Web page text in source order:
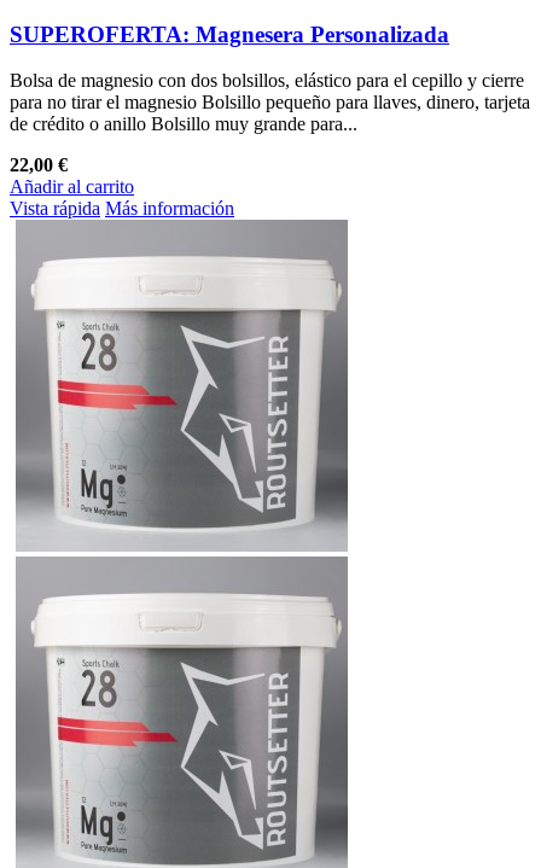
SUPEROFERTA: Magnesera Personalizada
Bolsa de magnesio con dos bolsillos, elástico para el cepillo y cierre
para no tirar el magnesio Bolsillo pequeño para llaves, dinero, tarjeta
de crédito o anillo Bolsillo muy grande para...
22,00 €
Añadir al carrito
Vista rápida Más información